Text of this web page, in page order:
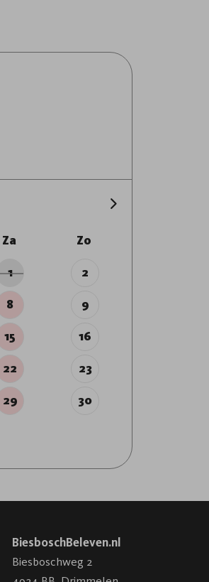
Za Zo
1 2
8 9
15 16
22 23
29 30
BiesboschBeleven.nl
Biesboschweg 2